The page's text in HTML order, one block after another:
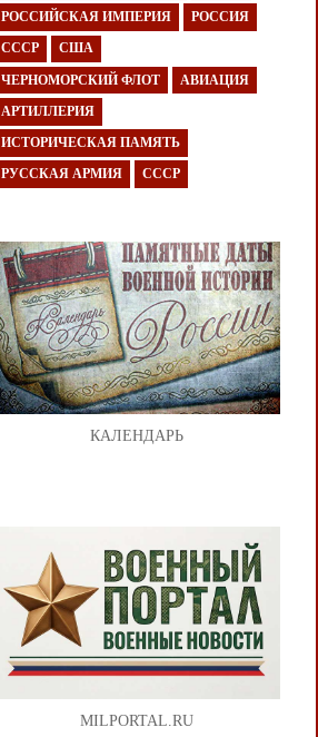
РОССИЙСКАЯ ИМПЕРИЯ РОССИЯ
СССР США
ЧЕРНОМОРСКИЙ ФЛОТ АВИАЦИЯ
АРТИЛЛЕРИЯ
ИСТОРИЧЕСКАЯ ПАМЯТЬ
РУССКАЯ АРМИЯ СССР
КАЛЕНДАРЬ
MILPORTAL.RU